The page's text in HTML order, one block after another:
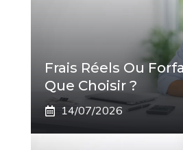
Frais Réels Ou
Que Choisir ?
14/07/2026